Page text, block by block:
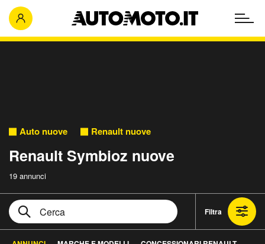
Auto nuove Renault nuove
Renault Symbioz nuove
19 annunci
Filtra